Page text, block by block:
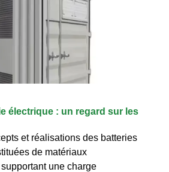
électrique : un regard sur les
et réalisations des batteries
de matériaux
une charge